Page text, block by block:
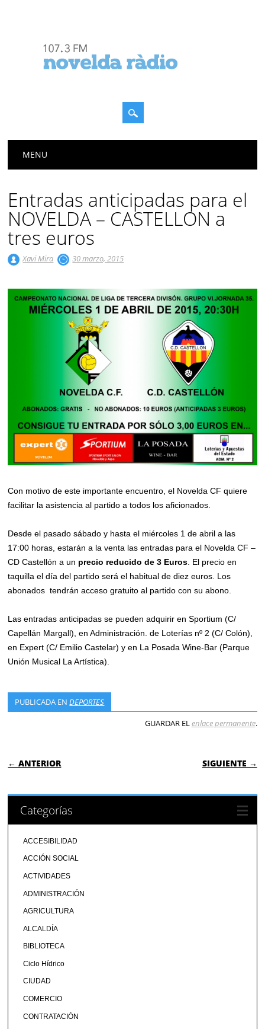
Menú principal
MENU
Entradas anticipadas para el
NOVELDA – CASTELLON a
tres euros
Xavi Mira 30 marzo, 2015
Con motivo de este importante encuentro, el Novelda CF quiere
facilitar la asistencia al partido a todos los aficionados.
Desde el pasado sábado y hasta el miércoles 1 de abril a las
17:00 horas, estarán a la venta las entradas para el Novelda CF –
CD Castellón a un precio reducido de 3 Euros . El precio en
taquilla el día del partido será el habitual de diez euros. Los
abonados tendrán acceso gratuito al partido con su abono.
Las entradas anticipadas se pueden adquirir en Sportium (C/
Capellán Margall), en Administración. de Loterías nº 2 (C/ Colón),
en Expert (C/ Emilio Castelar) y en La Posada Wine-Bar (Parque
Unión Musical La Artística).
PUBLICADA ENDEPORTES
GUARDAR ELenlace permanente.
NAVEGACIÓN DE ENTRADAS
← ANTERIOR SIGUIENTE →
Categorías
ACCESIBILIDAD
ACCIÓN SOCIAL
ACTIVIDADES
ADMINISTRACIÓN
AGRICULTURA
ALCALDÍA
BIBLIOTECA
Ciclo Hídrico
CIUDAD
COMERCIO
CONTRATACIÓN